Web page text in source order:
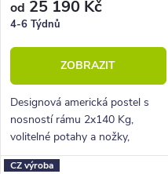
k
t
ů
u
k
t
ů
od 25 190 Kč
4-6 Týdnů
ZOBRAZIT
Designová americká postel s
nosností rámu 2x140 Kg,
volitelné potahy a nožky,
hluboký úložný prostor.
CZ výroba